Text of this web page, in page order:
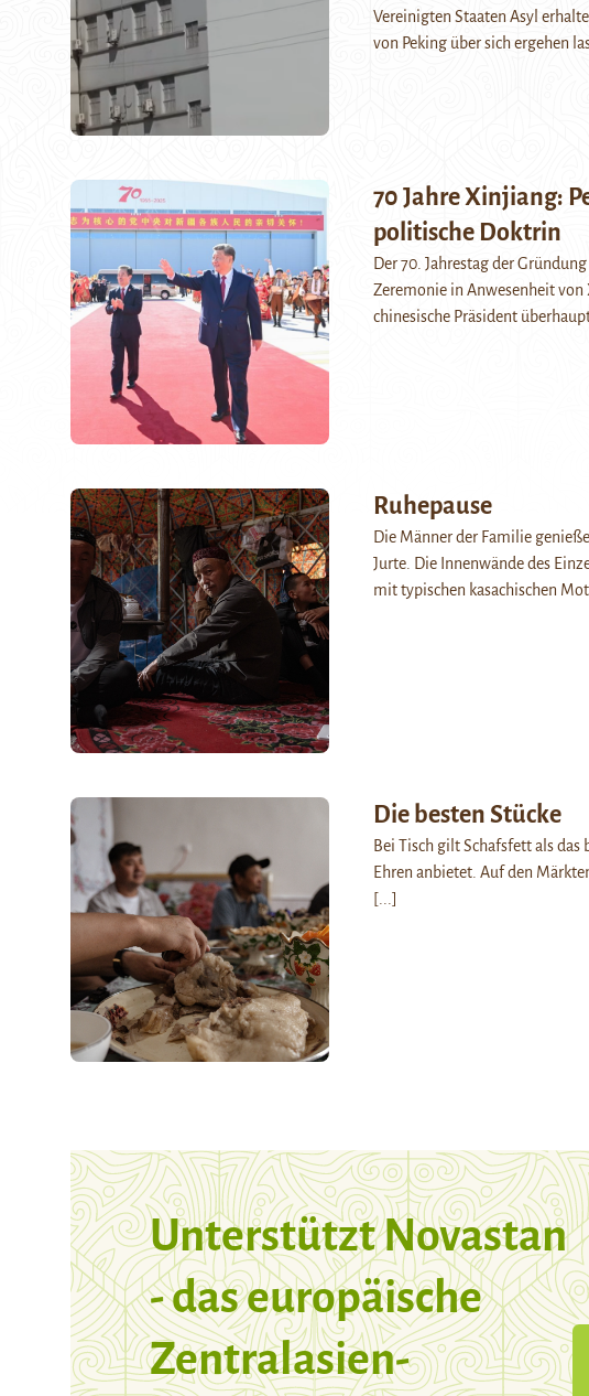
Vereinigten Staaten Asyl
von Peking über sich ergehen
70 Jahre Xinjiang:
politische Doktrin
Der 70. Jahrestag der
Zeremonie in Anwesenheit
chinesische Präsident
Ruhepause
Die Männer der Familie
Jurte. Die Innenwände des
mit typischen kasachischen
Die besten Stücke
Bei Tisch gilt Schafsfett als das
Ehren anbietet. Auf den
[...]
Unterstützt Novastan
- das europäische
Zentralasien-